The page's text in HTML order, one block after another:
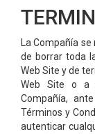
La Compañía
de borrar toda
Web Site y de
Web Site o a
Compañía,
Términos y
autenticar